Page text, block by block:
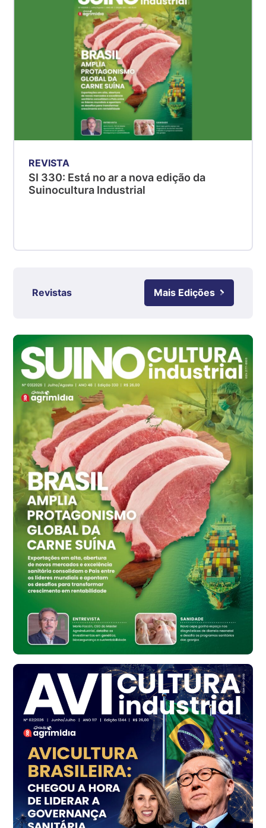
Suíno - Estadual
Suíno - Estadual
R$ 4,51
kg
Suíno - Estadual
SC
RS
cx
Ovo Branco - Regional
Branco
R$ 145,34
cx
Ovo Vermelho - Regional
Grande São Paulo (SP)
R$ 155,59
cx
Ovo Vermelho - Regional
Vermelho
R$ 159,31
cx
Ovo Branco - Regional
Bastos (SP)
R$ 134,42
cx
Ovo Vermelho - Regional
Bastos (SP)
R$ 148,56
cx
Frango - Indicador
R$ 7,16
kg
Frango - Indicador
R$ 7,18
kg
Trigo Atacado - Regional
PR
R$ 1.414,46
REVISTA
SI 330: Está no ar a nova edição da
Suinocultura Industrial
Revistas Mais Edições